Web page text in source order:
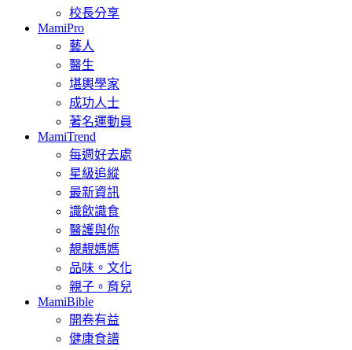
校長分享
MamiPro
藝人
醫生
堪輿學家
成功人士
著名運動員
MamiTrend
每週好去處
星級追縱
最新資訊
識飲識食
醫護與你
靚靚媽媽
品味。文化
親子。育兒
MamiBible
開卷有益
健康食譜